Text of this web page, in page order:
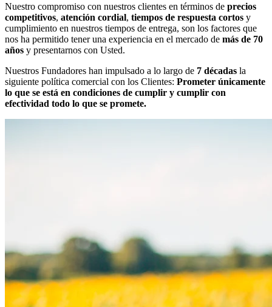
Nuestro compromiso con nuestros clientes en términos de precios
competitivos, atención cordial, tiempos de respuesta cortos y
cumplimiento en nuestros tiempos de entrega, son los factores que
nos ha permitido tener una experiencia en el mercado de más de 70
años y presentarnos con Usted.
Nuestros Fundadores han impulsado a lo largo de 7 décadas la
siguiente política comercial con los Clientes: Prometer únicamente
lo que se está en condiciones de cumplir y cumplir con
efectividad todo lo que se promete.